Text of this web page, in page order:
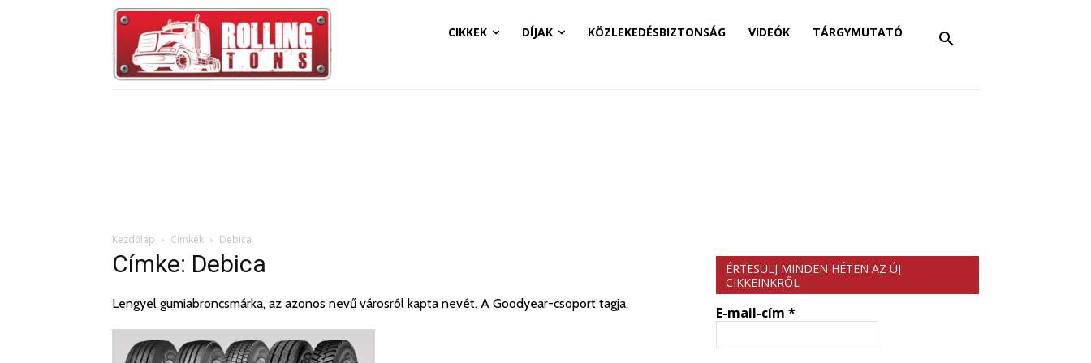
CIKKEK DÍJAK KÖZLEKEDÉSBIZTONSÁG VIDEÓK TÁRGYMUTATÓ
Kezdőlap Címkék Debica
Címke: Debica
Lengyel gumiabroncsmárka, az azonos nevű városról kapta nevét. A Goodyear-csoport tagja.
ÉRTESÜLJ MINDEN HÉTEN AZ ÚJ
CIKKEINKRŐL
E-mail-cím *